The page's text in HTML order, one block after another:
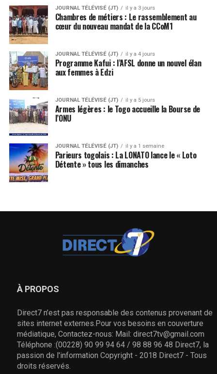
JOURNAL TÉLÉVISÉ (JT) il y a 3 jours
Chambres de métiers : Le rassemblement au
cœur du nouveau mandat de la CCoM1
JOURNAL TÉLÉVISÉ (JT) il y a 4 jours
Programme Kafui : l’AFSL donne un nouvel élan
aux femmes à Edzi
JOURNAL TÉLÉVISÉ (JT) il y a 5 jours
Armes légères : le Togo accueille la Bourse de
l’ONU
JOURNAL TÉLÉVISÉ (JT) il y a 1 semaine
Parieurs togolais : La LONATO lance le « Loto
Détente » tous les dimanches
À PROPOS
Direct7 n’est pas responsable des contenus provenant de
sites internet externes.Pour vos besoins en couverture
médiatique, Contactez-nous: Mail: direct7tv@gmail.com
Téléphone :(00228) 90 99 94 64 / 98 88 96 48 Direct7, la
passion de l'information Copyright - 2018 Direct7 - Tous
droits réservés.